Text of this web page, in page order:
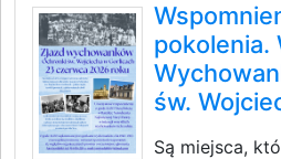
pokolenia.
św.
Są miejsca,